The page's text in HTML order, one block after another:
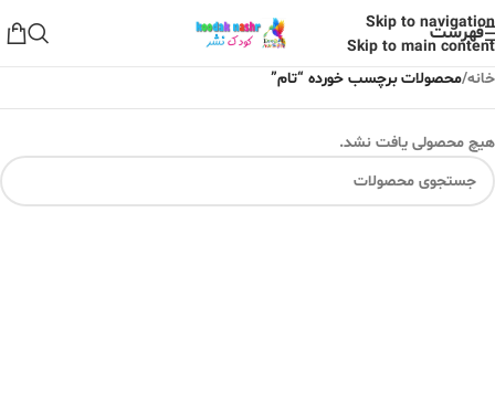
Skip to navigation
Skip to main content
فهرست
خانه/محصولات برچسب خورده “تام”
هیچ محصولی یافت نشد.